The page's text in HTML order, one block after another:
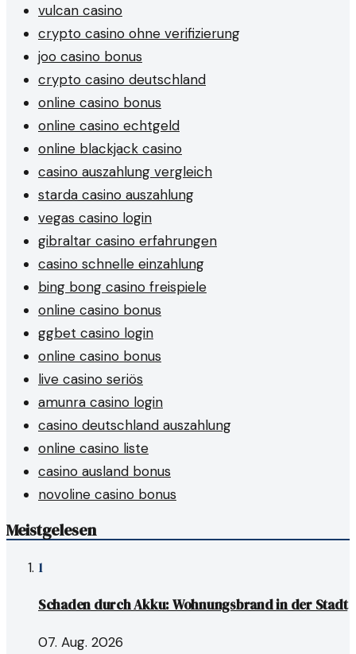
vulcan casino
crypto casino ohne verifizierung
joo casino bonus
crypto casino deutschland
online casino bonus
online casino echtgeld
online blackjack casino
casino auszahlung vergleich
starda casino auszahlung
vegas casino login
gibraltar casino erfahrungen
casino schnelle einzahlung
bing bong casino freispiele
online casino bonus
ggbet casino login
online casino bonus
live casino seriös
amunra casino login
casino deutschland auszahlung
online casino liste
casino ausland bonus
novoline casino bonus
Meistgelesen
1
Schaden durch Akku: Wohnungsbrand in der Stadt
07. Aug. 2026